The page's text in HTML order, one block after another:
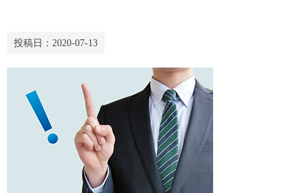
投稿日： 2020-07-13